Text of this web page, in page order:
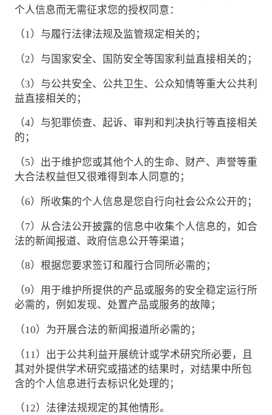
个人信息而无需征求您的授权同意：
（1）与履行法律法规及监管规定相关的；
（2）与国家安全、国防安全等国家利益直接相关的；
（3）与公共安全、公共卫生、公众知情等重大公共利
益直接相关的；
（4）与犯罪侦查、起诉、审判和判决执行等直接相关
的；
（5）出于维护您或其他个人的生命、财产、声誉等重
大合法权益但又很难得到本人同意的；
（6）所收集的个人信息是您自行向社会公众公开的；
（7）从合法公开披露的信息中收集个人信息的，如合
法的新闻报道、政府信息公开等渠道；
（8）根据您要求签订和履行合同所必需的；
（9）用于维护所提供的产品或服务的安全稳定运行所
必需的，例如发现、处置产品或服务的故障；
（10）为开展合法的新闻报道所必需的；
（11）出于公共利益开展统计或学术研究所必要，且
其对外提供学术研究或描述的结果时，对结果中所包
含的个人信息进行去标识化处理的；
（12）法律法规规定的其他情形。